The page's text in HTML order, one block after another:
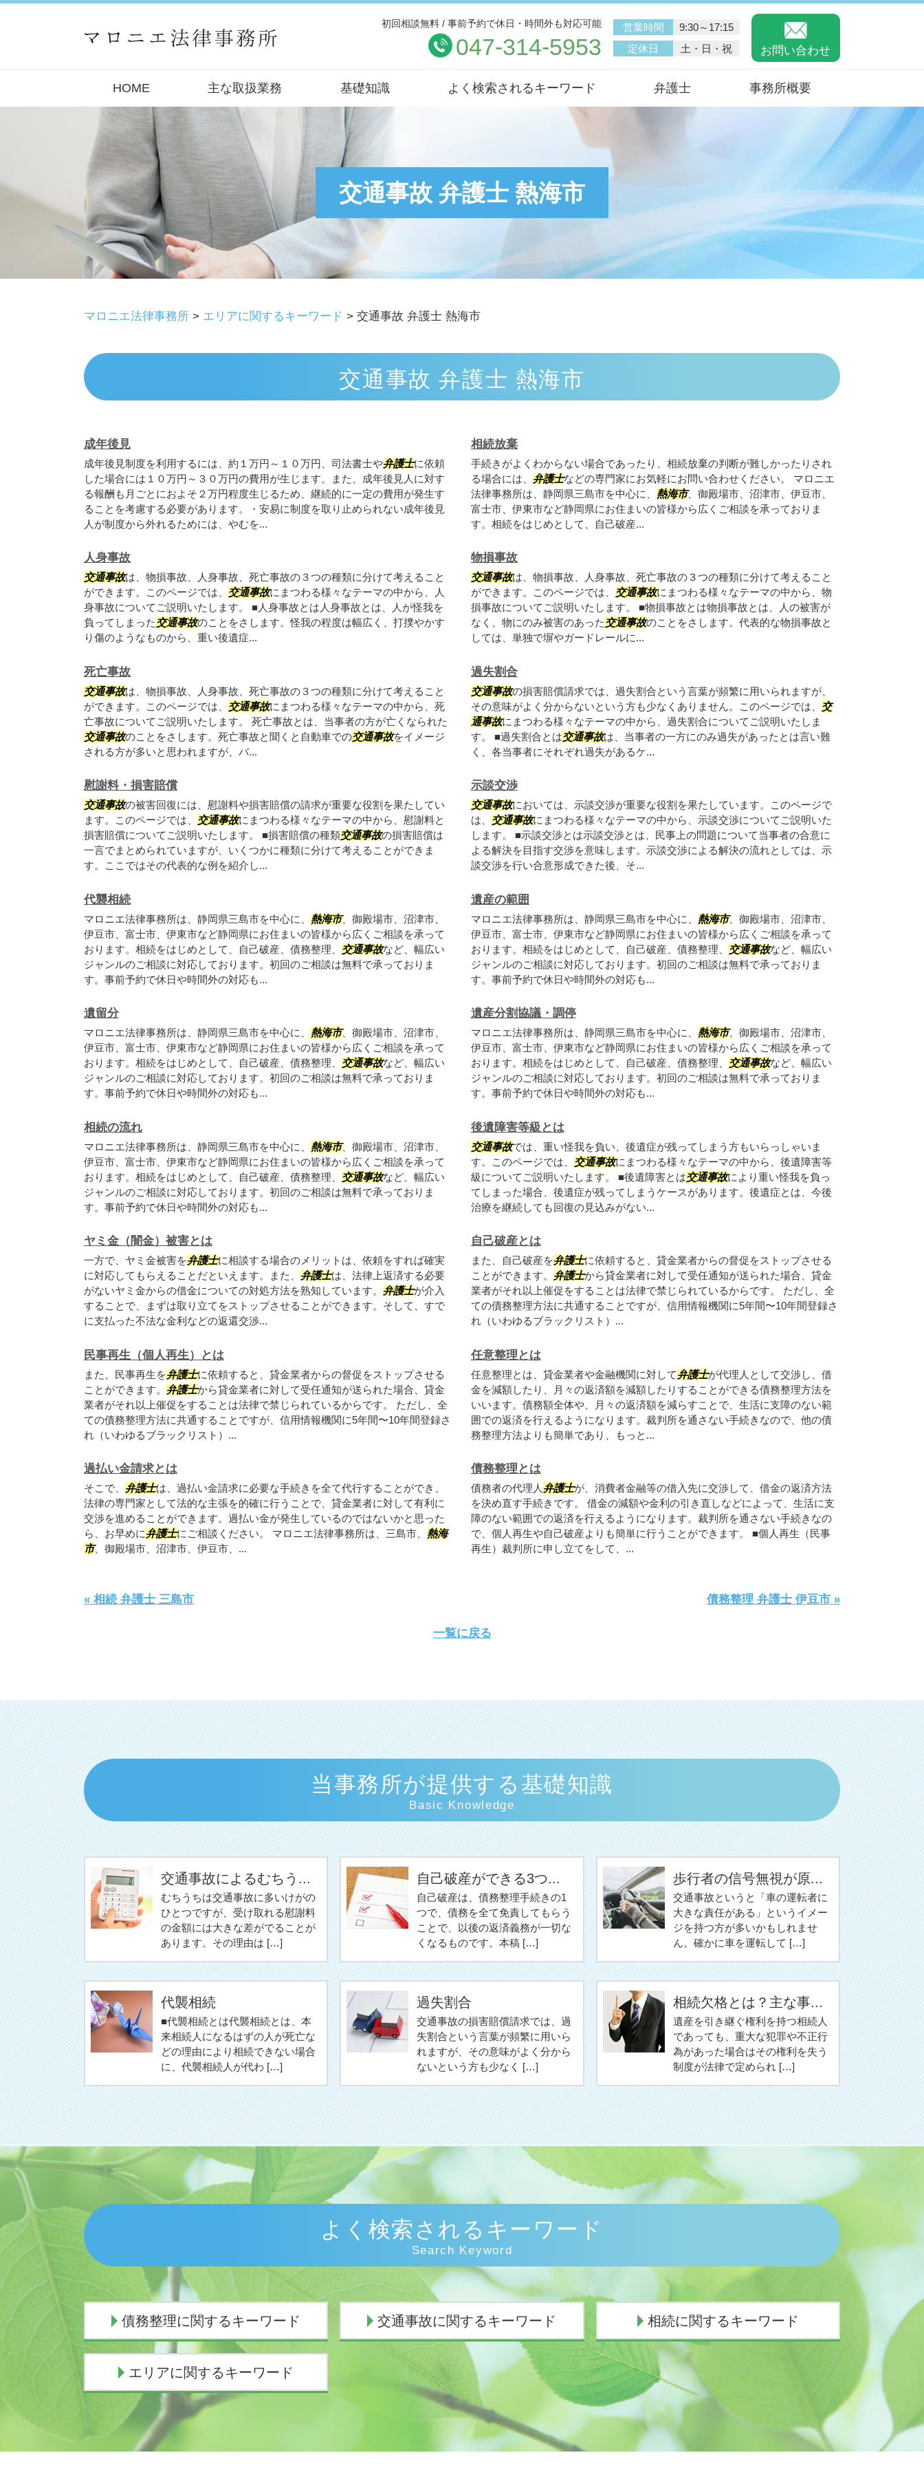
交通事故 弁護士 熱海市
初回相談無料 / 事前予約で休日・時間外も対応可能
047-314-5953
営業時間
9:30～17:15
定休日
土・日・祝 お問い合わせ
HOME 主な取扱業務 基礎知識 よく検索されるキーワード 弁護士 事務所概要
マロニエ法律事務所 > エリアに関するキーワード > 交通事故 弁護士 熱海市
交通事故 弁護士 熱海市
成年後見
成年後見制度を利用するには、約１万円～１０万円、司法書士や弁護士に依頼
した場合には１０万円～３０万円の費用が生じます。また、成年後見人に対す
る報酬も月ごとにおよそ２万円程度生じるため、継続的に一定の費用が発生す
ることを考慮する必要があります。・安易に制度を取り止められない成年後見
人が制度から外れるためには、やむを...
相続放棄
手続きがよくわからない場合であったり、相続放棄の判断が難しかったりされ
る場合には、 弁護士などの専門家にお気軽にお問い合わせください。 マロニエ
法律事務所は、静岡県三島市を中心に、 熱海市、御殿場市、沼津市、伊豆市、
富士市、伊東市など静岡県にお住まいの皆様から広くご相談を承っておりま
す。相続をはじめとして、自己破産...
人身事故
交通事故は、物損事故、人身事故、死亡事故の３つの種類に分けて考えること
ができます。このページでは、 交通事故にまつわる様々なテーマの中から、人
身事故についてご説明いたします。 ■人身事故とは人身事故とは、人が怪我を
負ってしまった交通事故のことをさします。怪我の程度は幅広く、打撲やかす
り傷のようなものから、重い後遺症...
物損事故
交通事故は、物損事故、人身事故、死亡事故の３つの種類に分けて考えること
ができます。このページでは、 交通事故にまつわる様々なテーマの中から、物
損事故についてご説明いたします。 ■物損事故とは物損事故とは、人の被害が
なく、物にのみ被害のあった交通事故のことをさします。代表的な物損事故と
しては、単独で塀やガードレールに...
死亡事故
交通事故は、物損事故、人身事故、死亡事故の３つの種類に分けて考えること
ができます。このページでは、 交通事故にまつわる様々なテーマの中から、死
亡事故についてご説明いたします。 死亡事故とは、当事者の方が亡くなられた
交通事故のことをさします。死亡事故と聞くと自動車での交通事故をイメージ
される方が多いと思われますが、バ...
過失割合
交通事故の損害賠償請求では、過失割合という言葉が頻繁に用いられますが、
その意味がよく分からないという方も少なくありません。このページでは、 交
通事故にまつわる様々なテーマの中から、過失割合についてご説明いたしま
す。 ■過失割合とは交通事故は、当事者の一方にのみ過失があったとは言い難
く、各当事者にそれぞれ過失があるケ...
慰謝料・損害賠償
交通事故の被害回復には、慰謝料や損害賠償の請求が重要な役割を果たしてい
ます。このページでは、 交通事故にまつわる様々なテーマの中から、慰謝料と
損害賠償についてご説明いたします。 ■損害賠償の種類交通事故の損害賠償は
一言でまとめられていますが、いくつかに種類に分けて考えることができま
す。ここではその代表的な例を紹介し...
示談交渉
交通事故においては、示談交渉が重要な役割を果たしています。このページで
は、 交通事故にまつわる様々なテーマの中から、示談交渉についてご説明いた
します。 ■示談交渉とは示談交渉とは、民事上の問題について当事者の合意に
よる解決を目指す交渉を意味します。示談交渉による解決の流れとしては、示
談交渉を行い合意形成できた後、そ...
代襲相続
マロニエ法律事務所は、静岡県三島市を中心に、 熱海市、御殿場市、沼津市、
伊豆市、富士市、伊東市など静岡県にお住まいの皆様から広くご相談を承って
おります。相続をはじめとして、自己破産、債務整理、 交通事故など、幅広い
ジャンルのご相談に対応しております。初回のご相談は無料で承っておりま
す。事前予約で休日や時間外の対応も...
遺産の範囲
マロニエ法律事務所は、静岡県三島市を中心に、 熱海市、御殿場市、沼津市、
伊豆市、富士市、伊東市など静岡県にお住まいの皆様から広くご相談を承って
おります。相続をはじめとして、自己破産、債務整理、 交通事故など、幅広い
ジャンルのご相談に対応しております。初回のご相談は無料で承っておりま
す。事前予約で休日や時間外の対応も...
遺留分
マロニエ法律事務所は、静岡県三島市を中心に、 熱海市、御殿場市、沼津市、
伊豆市、富士市、伊東市など静岡県にお住まいの皆様から広くご相談を承って
おります。相続をはじめとして、自己破産、債務整理、 交通事故など、幅広い
ジャンルのご相談に対応しております。初回のご相談は無料で承っておりま
す。事前予約で休日や時間外の対応も...
遺産分割協議・調停
マロニエ法律事務所は、静岡県三島市を中心に、 熱海市、御殿場市、沼津市、
伊豆市、富士市、伊東市など静岡県にお住まいの皆様から広くご相談を承って
おります。相続をはじめとして、自己破産、債務整理、 交通事故など、幅広い
ジャンルのご相談に対応しております。初回のご相談は無料で承っておりま
す。事前予約で休日や時間外の対応も...
相続の流れ
マロニエ法律事務所は、静岡県三島市を中心に、 熱海市、御殿場市、沼津市、
伊豆市、富士市、伊東市など静岡県にお住まいの皆様から広くご相談を承って
おります。相続をはじめとして、自己破産、債務整理、 交通事故など、幅広い
ジャンルのご相談に対応しております。初回のご相談は無料で承っておりま
す。事前予約で休日や時間外の対応も...
後遺障害等級とは
交通事故では、重い怪我を負い、後遺症が残ってしまう方もいらっしゃいま
す。このページでは、 交通事故にまつわる様々なテーマの中から、後遺障害等
級についてご説明いたします。 ■後遺障害とは交通事故により重い怪我を負っ
てしまった場合、後遺症が残ってしまうケースがあります。後遺症とは、今後
治療を継続しても回復の見込みがない...
ヤミ金（闇金）被害とは
一方で、ヤミ金被害を弁護士に相談する場合のメリットは、依頼をすれば確実
に対応してもらえることだといえます。また、 弁護士は、法律上返済する必要
がないヤミ金からの借金についての対処方法を熟知しています。 弁護士が介入
することで、まずは取り立てをストップさせることができます。そして、すで
に支払った不法な金利などの返還交渉...
自己破産とは
また、自己破産を弁護士に依頼すると、貸金業者からの督促をストップさせる
ことができます。 弁護士から貸金業者に対して受任通知が送られた場合、貸金
業者がそれ以上催促をすることは法律で禁じられているからです。 ただし、全
ての債務整理方法に共通することですが、信用情報機関に5年間〜10年間登録さ
れ（いわゆるブラックリスト）...
民事再生（個人再生）とは
また、民事再生を弁護士に依頼すると、貸金業者からの督促をストップさせる
ことができます。 弁護士から貸金業者に対して受任通知が送られた場合、貸金
業者がそれ以上催促をすることは法律で禁じられているからです。 ただし、全
ての債務整理方法に共通することですが、信用情報機関に5年間〜10年間登録さ
れ（いわゆるブラックリスト）...
任意整理とは
任意整理とは、貸金業者や金融機関に対して弁護士が代理人として交渉し、借
金を減額したり、月々の返済額を減額したりすることができる債務整理方法を
いいます。債務額全体や、月々の返済額を減らすことで、生活に支障のない範
囲での返済を行えるようになります。裁判所を通さない手続きなので、他の債
務整理方法よりも簡単であり、もっと...
過払い金請求とは
そこで、 弁護士は、過払い金請求に必要な手続きを全て代行することができ、
法律の専門家として法的な主張を的確に行うことで、貸金業者に対して有利に
交渉を進めることができます。過払い金が発生しているのではないかと思った
ら、お早めに弁護士にご相談ください。 マロニエ法律事務所は、三島市、 熱海
市、御殿場市、沼津市、伊豆市、...
債務整理とは
債務者の代理人 弁護士が、消費者金融等の借入先に交渉して、借金の返済方法
を決め直す手続きです。 借金の減額や金利の引き直しなどによって、生活に支
障のない範囲での返済を行えるようになります。裁判所を通さない手続きなの
で、個人再生や自己破産よりも簡単に行うことができます。 ■個人再生（民事
再生）裁判所に申し立てをして、...
« 相続 弁護士 三島市 債務整理 弁護士 伊豆市 »
一覧に戻る
当事務所が提供する基礎知識
Basic Knowledge
交通事故によるむちう...
むちうちは交通事故に多いけがの
ひとつですが、受け取れる慰謝料
の金額には大きな差がでることが
あります。その理由は […]
自己破産ができる3つ...
自己破産は、債務整理手続きの1
つで、債務を全て免責してもらう
ことで、以後の返済義務が一切な
くなるものです。本稿 […]
歩行者の信号無視が原...
交通事故というと「車の運転者に
大きな責任がある」というイメー
ジを持つ方が多いかもしれませ
ん。確かに車を運転して […]
代襲相続
■代襲相続とは代襲相続とは、本
来相続人になるはずの人が死亡な
どの理由により相続できない場合
に、代襲相続人が代わ […]
過失割合
交通事故の損害賠償請求では、過
失割合という言葉が頻繁に用いら
れますが、その意味がよく分から
ないという方も少なく […]
相続欠格とは？主な事...
遺産を引き継ぐ権利を持つ相続人
であっても、重大な犯罪や不正行
為があった場合はその権利を失う
制度が法律で定められ […]
よく検索されるキーワード
Search Keyword
債務整理に関するキーワード
自己破産 条件
任意整理 意味ない
個人再生 費用 分割
個人再生 費用 安い
債務整理 費用
交通事故に関するキーワード
交通事故 過失割合8対2
物損事故 慰謝料
交通事故 慰謝料通院
人身事故 行政処分
相続に関するキーワード
相続順位
成年後見申立 必要書類
相続放棄 必要書類
限定承認 わかりやすく
相続 順位 配偶者なし
相続順位 離婚
エリアに関するキーワード
相続 弁護士 富士市
相続 弁護士 伊東市
債務整理 弁護士 御殿場市